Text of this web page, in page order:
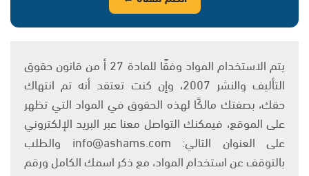
يتم الاستخدام المواد وفقًا للمادة 27 أ من قانون حقوق
التأليف والنشر 2007، وإن كنت تعتقد أنه تم انتهاك
حقك، بصفتك مالكًا لهذه الحقوق في المواد التي تظهر
على الموقع، فيمكنك التواصل معنا عبر البريد الإلكتروني
على العنوان التالي: info@ashams.com والطلب
بالتوقف عن استخدام المواد، مع ذكر اسمك الكامل ورقم